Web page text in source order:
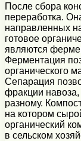
После сбора
переработка.
направленных
готовое
являются
Ферментация
органического
Сепарация
фракции навоза,
разному.
на котором
органический
в сельском